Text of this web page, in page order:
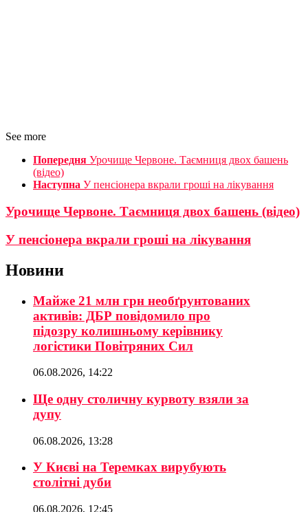
See more
Попередня Урочище Червоне. Таємниця двох башень
(відео)
Наступна У пенсіонера вкрали гроші на лікування
Урочище Червоне. Таємниця двох башень (відео)
У пенсіонера вкрали гроші на лікування
Новини
Майже 21 млн грн необґрунтованих
активів: ДБР повідомило про
підозру колишньому керівнику
логістики Повітряних Сил
06.08.2026, 14:22
Ще одну столичну курвоту взяли за
дупу
06.08.2026, 13:28
У Києві на Теремках вирубують
столітні дуби
06.08.2026, 12:45